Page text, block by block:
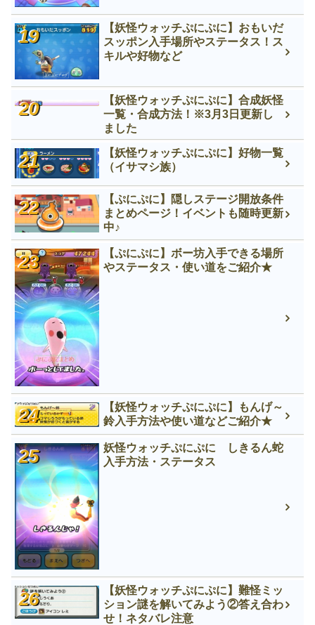
【妖怪ウォッチぷにぷに】おもいだ
スッポン入手場所やステータス！ス
キルや好物など
【妖怪ウォッチぷにぷに】合成妖怪
一覧・合成方法！※3月3日更新し
ました
【妖怪ウォッチぷにぷに】好物一覧
（イサマシ族）
【ぷにぷに】隠しステージ開放条件
まとめページ！イベントも随時更新
中♪
【ぷにぷに】ボー坊入手できる場所
やステータス・使い道をご紹介★
【妖怪ウォッチぷにぷに】もんげ～
鈴入手方法や使い道などご紹介★
妖怪ウォッチぷにぷに しきるん蛇
入手方法・ステータス
【妖怪ウォッチぷにぷに】難怪ミッ
ション謎を解いてみよう②答え合わ
せ！ネタバレ注意